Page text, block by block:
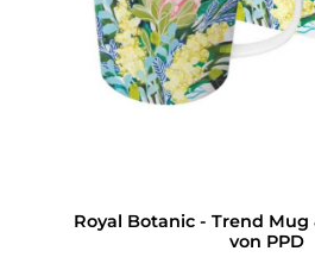
Royal Botanic - Trend Mug
von PPD